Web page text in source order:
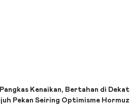
Kenaikan, Bertahan di Dekat
Pekan Seiring Optimisme Hormuz